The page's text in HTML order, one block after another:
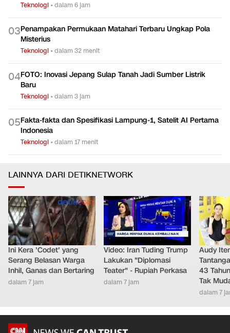
Teknologi •dalam 6 jam
03Penampakan Permukaan Matahari Terbaru Ungkap Pola
Misterius
Teknologi •dalam 32 menit
04FOTO: Inovasi Jepang Sulap Tanah Jadi Sumber Listrik
Baru
Teknologi •dalam 3 jam
05Fakta-fakta dan Spesifikasi Lampung-1, Satelit AI Pertama
Indonesia
Teknologi •dalam 17 menit
LAINNYA DARI DETIKNETWORK
Ini Kera 'Codet' yang
Serang Belasan Warga
Inhil, Ganas dan Bertaring
dalam 7 jam
Video: Iran Tuding Trump
Lakukan "Diplomasi
Teater" - Rupiah Perkasa
dalam 7 jam
Audy
43
Tak
dalam 7